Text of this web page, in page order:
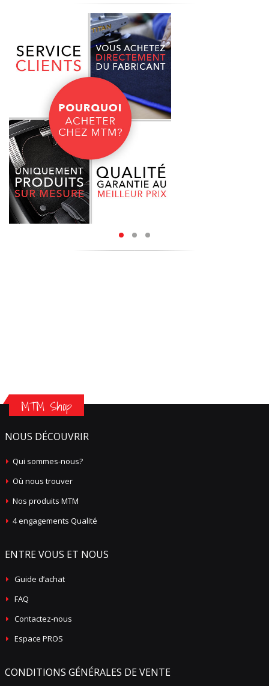
MTM Shop
NOUS DÉCOUVRIR
Qui sommes-nous?
Où nous trouver
Nos produits MTM
4 engagements Qualité
ENTRE VOUS ET NOUS
Guide d’achat
FAQ
Contactez-nous
Espace PROS
CONDITIONS GÉNÉRALES DE VENTE